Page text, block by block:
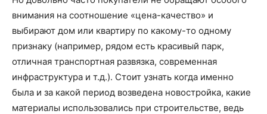
внимания на соотношение «цена-качество» и
выбирают дом или квартиру по какому-то одному
признаку (например, рядом есть красивый парк,
отличная транспортная развязка, современная
инфраструктура и т.д.). Стоит узнать когда именно
была и за какой период возведена новостройка, какие
материалы использовались при строительстве, ведь